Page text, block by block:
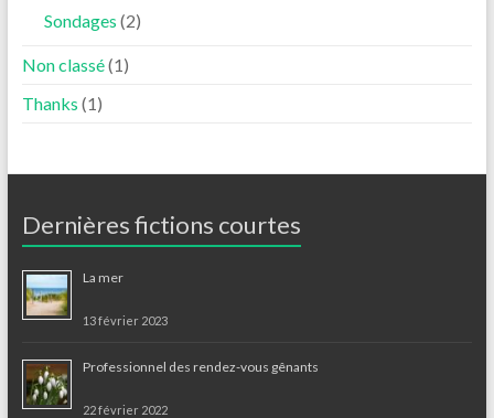
Sondages (2)
Non classé(1)
Thanks (1)
Dernières fictions courtes
La mer
13 février 2023
Professionnel des rendez-vous gênants
22 février 2022